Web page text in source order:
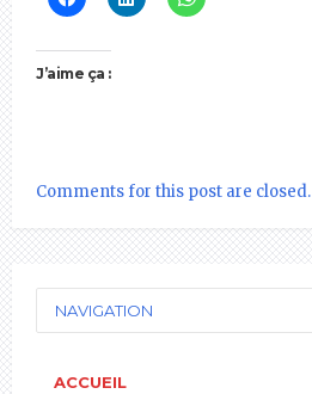
J’aime ça :
Comments for this post are closed.
NAVIGATION
ACCUEIL